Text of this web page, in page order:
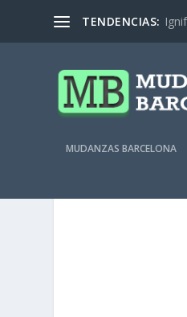
TENDENCIAS:
MUDANZAS BARCELONA